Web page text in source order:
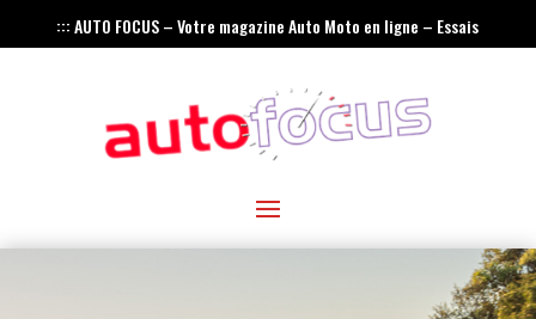
::: AUTO FOCUS – Votre magazine Auto Moto en ligne – Essais
– Actualités – Innovations – Rétro :::